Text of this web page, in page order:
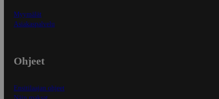
Myymälät
Asiakaspalvelu
Ohjeet
Ensitilaajan ohjeet